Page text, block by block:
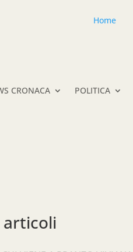
Home
CRONACA POLITICA